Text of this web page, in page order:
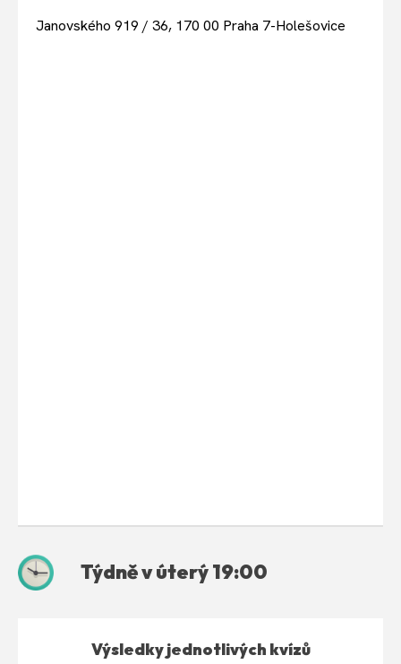
Janovského 919 / 36, 170 00 Praha 7-Holešovice
Týdně v úterý 19:00
Výsledky jednotlivých kvízů